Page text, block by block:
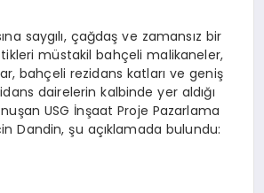
saygılı, çağdaş ve zamansız bir
müstakil bahçeli malikaneler,
bahçeli rezidans katları ve geniş
dairelerin kalbinde yer aldığı
USG İnşaat Proje Pazarlama
Dandin, şu açıklamada bulundu: